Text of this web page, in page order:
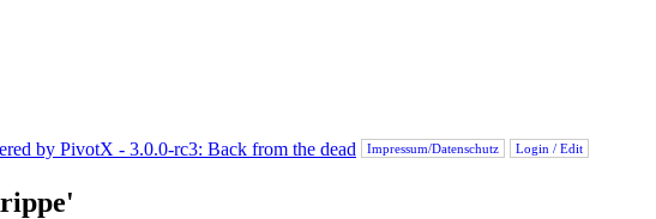
Impressum/Datenschutz Login / Edit